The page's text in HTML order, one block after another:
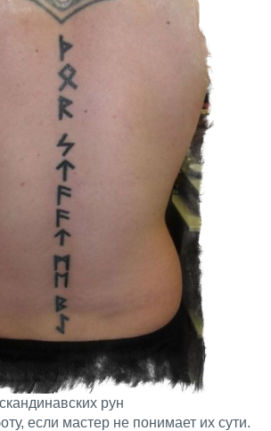
рун
если мастер не понимает их сути.